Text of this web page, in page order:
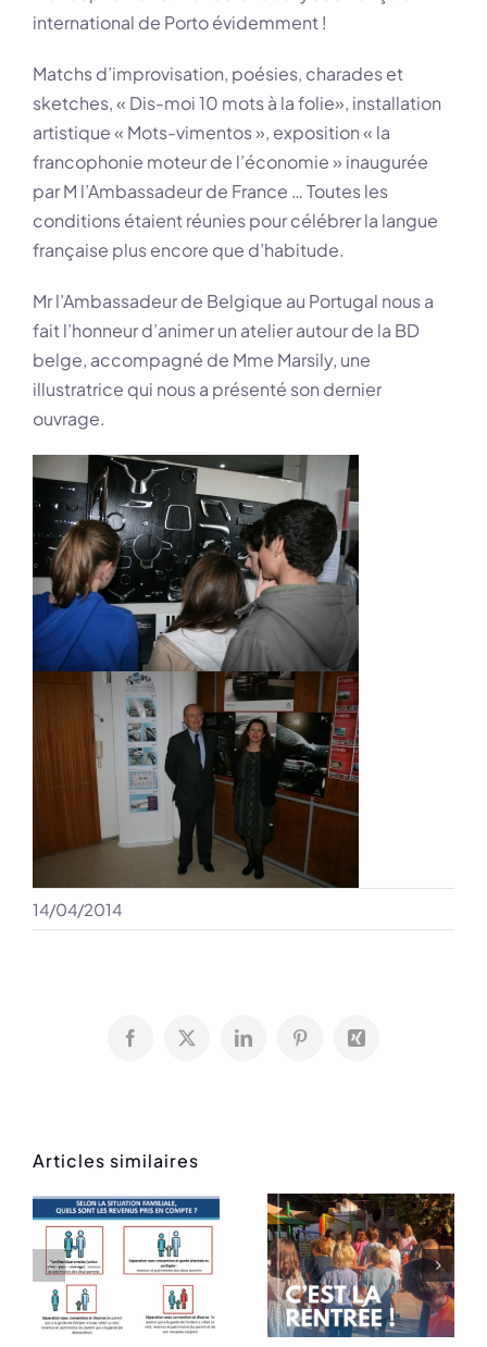
international de Porto évidemment !
Matchs d’improvisation, poésies, charades et
sketches, « Dis-moi 10 mots à la folie», installation
artistique « Mots-vimentos », exposition « la
francophonie moteur de l’économie » inaugurée
par M l’Ambassadeur de France … Toutes les
conditions étaient réunies pour célébrer la langue
française plus encore que d’habitude.
Mr l’Ambassadeur de Belgique au Portugal nous a
fait l’honneur d’animer un atelier autour de la BD
belge, accompagné de Mme Marsily, une
illustratrice qui nous a présenté son dernier
ouvrage.
14/04/2014
Facebook
X LinkedInPinterestXing
Articles similaires
Rentrée
des
classes
Message
de rentrée